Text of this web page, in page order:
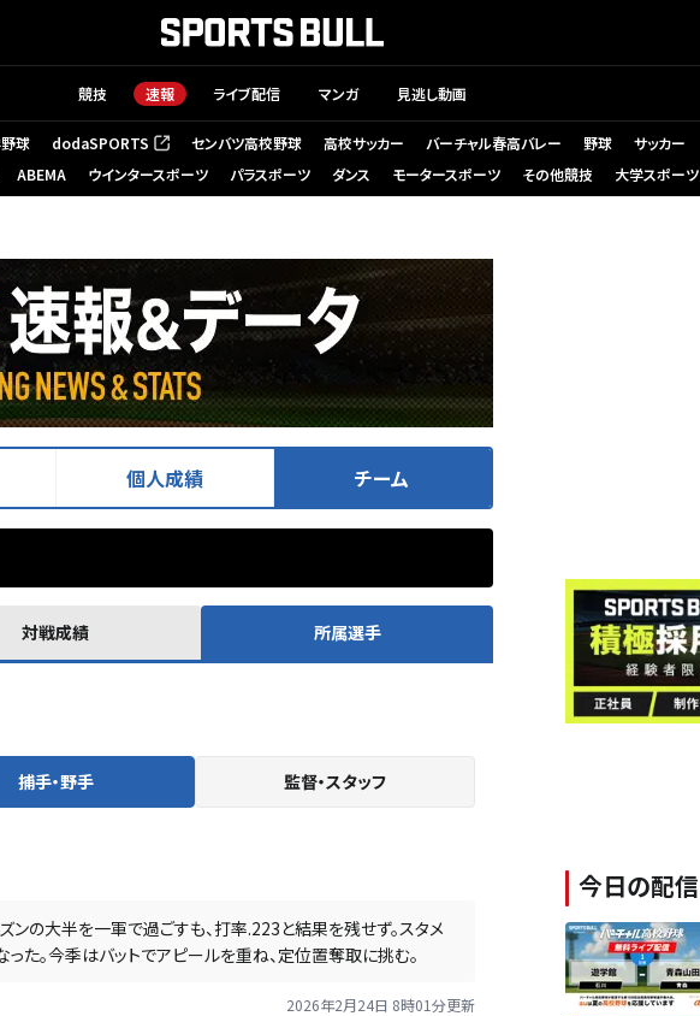
競技 速報 ライブ配信 マンガ 見逃し動画
球 dodaSPORTS
（新しいタブで開く） センバツ高校野球 高校サッカー バーチャル春高バレー 野球 サッカー
ABEMA ウインタースポーツ パラスポーツ ダンス モータースポーツ その他競技 大学スポーツ
個人成績 チーム
対戦成績 所属選手
捕手・野手 監督・スタッフ
の大半を一軍で過ごすも、打率.223と結果を残せず。スタメ
た。今季はバットでアピールを重ね、定位置奪取に挑む。
2026年2月24日 8時01分更新
今日の配信